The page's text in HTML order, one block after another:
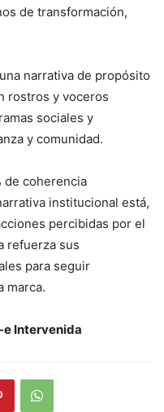
de transformación,
narrativa de propósito
rostros y voceros
sociales y
y comunidad.
de coherencia
institucional está,
percibidas por el
refuerza sus
para seguir
marca.
e Intervenida